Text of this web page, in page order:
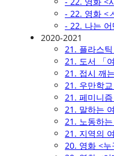
- 22. 영화 <
- 22. 나는
2020-2021
21. 플라스
21. 도서 「
21. 접시 깨
21. 우만학
21. 페미니
21. 말하는
21. 노동하
21. 지역의
20. 영화 <누